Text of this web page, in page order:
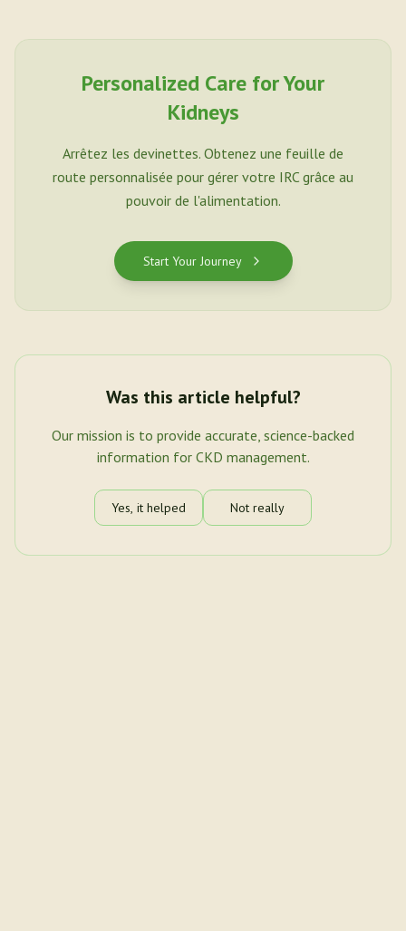
Personalized Care for Your
Kidneys
Arrêtez les devinettes. Obtenez une feuille de
route personnalisée pour gérer votre IRC grâce au
pouvoir de l'alimentation.
Start Your Journey
Was this article helpful?
Our mission is to provide accurate, science-backed
information for CKD management.
Yes, it helped Not really